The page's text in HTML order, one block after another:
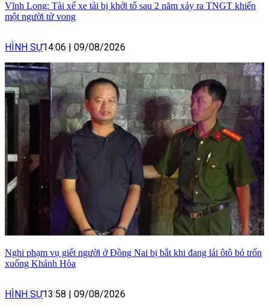
Vĩnh Long: Tài xế xe tải bị khởi tố sau 2 năm xảy ra TNGT khiến
một người tử vong
HÌNH SỰ14:06 09/08/2026
Nghi phạm vụ giết người ở Đồng Nai bị bắt khi đang lái ôtô bỏ trốn
xuống Khánh Hòa
HÌNH SỰ13:58 09/08/2026